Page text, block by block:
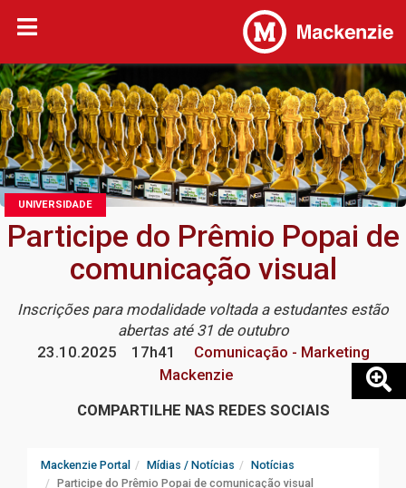
UNIVERSIDADE
Participe do Prêmio Popai de
comunicação visual
Inscrições para modalidade voltada a estudantes estão
abertas até 31 de outubro
23.10.2025
17h41
Comunicação - Marketing
Mackenzie
COMPARTILHE NAS REDES SOCIAIS
Mackenzie Portal Mídias / Notícias
Notícias
Participe do Prêmio Popai de comunicação visual